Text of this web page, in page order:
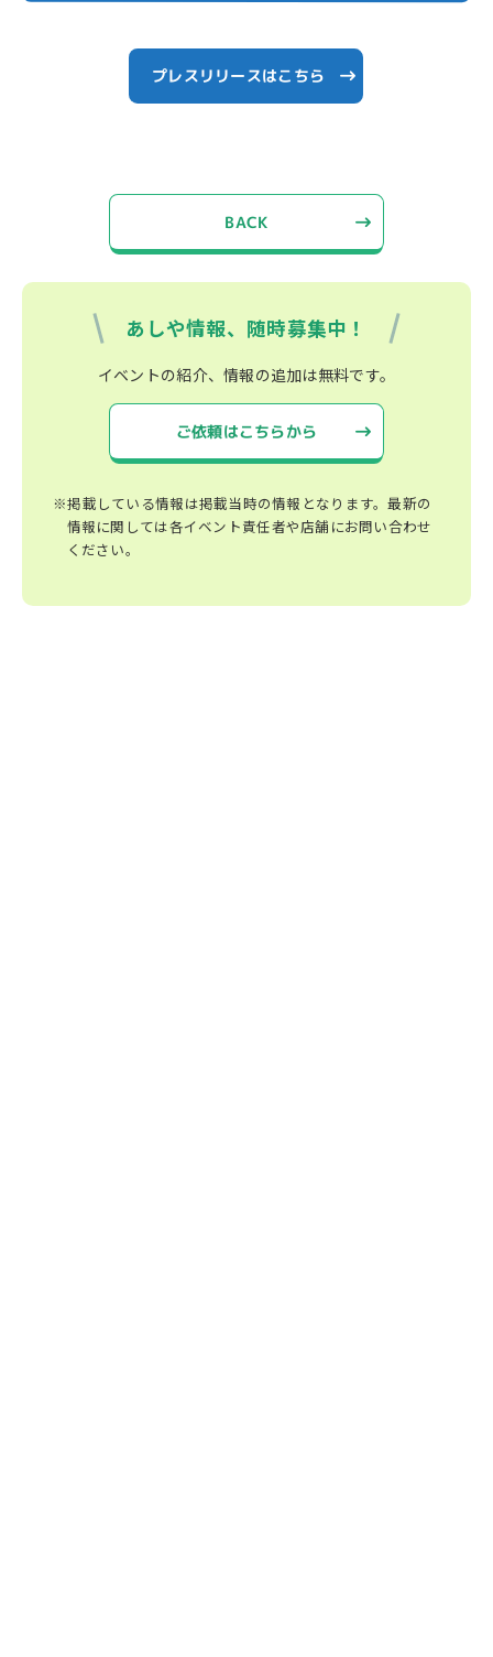
プレスリリースはこちら
BACK
あしや情報、随時募集中！
イベントの紹介、情報の追加は無料です。
ご依頼はこちらから
※掲載している情報は掲載当時の情報となります。最新の
情報に関しては各イベント責任者や店舗にお問い合わせ
ください。